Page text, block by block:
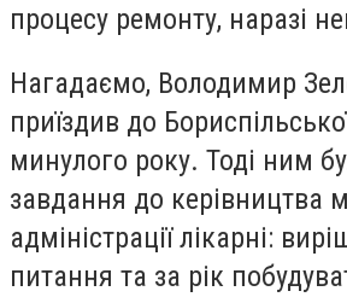
процесу ремонту, наразі
Нагадаємо, Володимир
приїздив до
минулого року. Тоді ним
завдання до керівництва
адміністрації лікарні:
питання та за рік